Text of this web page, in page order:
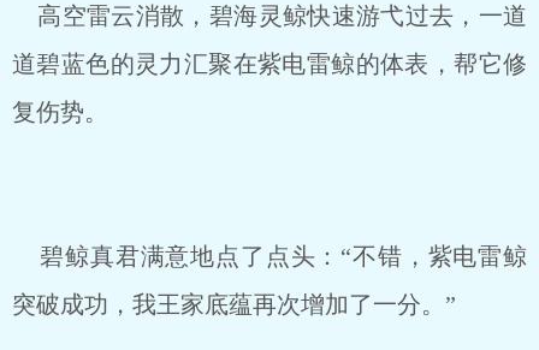
高空雷云消散，碧海灵鲸快速游弋过去，一道
道碧蓝色的灵力汇聚在紫电雷鲸的体表，帮它修
复伤势。
碧鲸真君满意地点了点头：“不错，紫电雷鲸
突破成功，我王家底蕴再次增加了一分。”